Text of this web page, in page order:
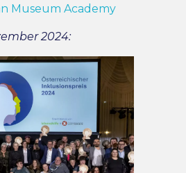
Museum Academy
2024: